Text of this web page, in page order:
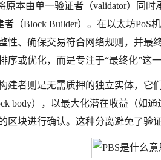
原本由单一验证者（validator）同
者（Block Builder）。在以太坊
性、确保交易符合网络规则，并最
序或优化，而是专注于“最终化”这一
建者则是无需质押的独立实体，它
body），以最大化潜在收益（如
区块进行确认。这种分离避免了验